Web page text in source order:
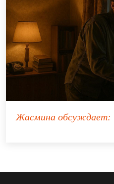
Жасмина обсуждает: